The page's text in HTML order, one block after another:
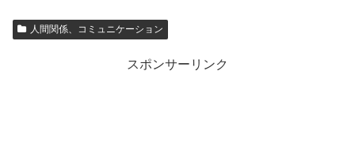
人間関係、コミュニケーション
スポンサーリンク